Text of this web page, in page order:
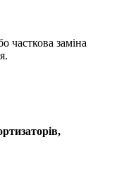
часткова заміна